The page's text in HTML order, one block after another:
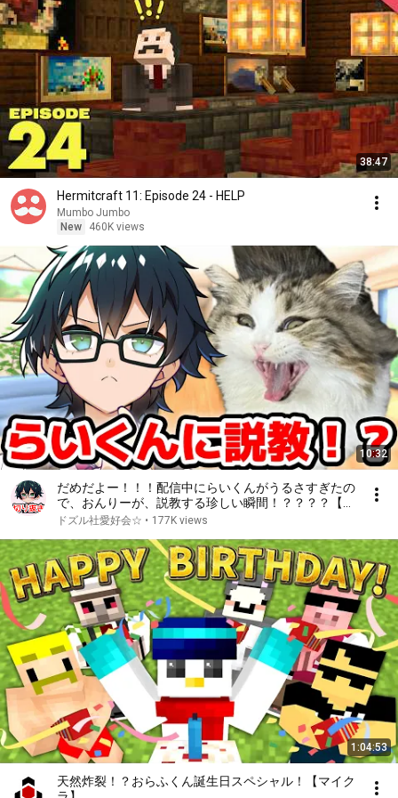
38:47
Hermitcraft 11: Episode 24 - HELP
Mumbo Jumbo
New
460K views
10:32
だめだよー！！！配信中にらいくんがうるさすぎたの
で、おんりーが、説教する珍しい瞬間！？？？？【ド
ズル社/切り抜き】
ドズル社愛好会☆ • 177K views
1:04:53
天然炸裂！？おらふくん誕生日スペシャル！【マイク